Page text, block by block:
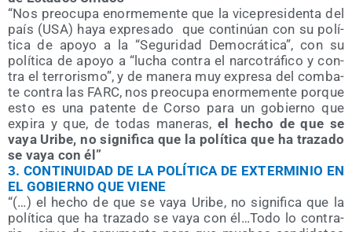
“Nos preo­cu­pa enor­me­men­te que la vice­pre­si­den­ta del
país (USA) haya expre­sa­do que con­ti­núan con su polí­
ti­ca de apo­yo a la “Segu­ri­dad Demo­crá­ti­ca”, con su
polí­ti­ca de apo­yo a “lucha con­tra el nar­co­trá­fi­co y con­
tra el terro­ris­mo”, y de mane­ra muy expre­sa del com­ba­
te con­tra las FARC, nos preo­cu­pa enor­me­men­te por­que
esto es una paten­te de Cor­so para un gobierno que
expi­ra y que, de todas mane­ras,el hecho de que se
vaya Uri­be, no sig­ni­fi­ca que la polí­ti­ca que ha tra­za­do
se vaya con él”
3. CONTINUIDAD DE LA POLÍTICA DE EXTERMINIO EN
EL GOBIERNO QUE VIENE
“(…) el hecho de que se vaya Uri­be, no sig­ni­fi­ca que la
polí­ti­ca que ha tra­za­do se vaya con él…Todo lo con­tra­